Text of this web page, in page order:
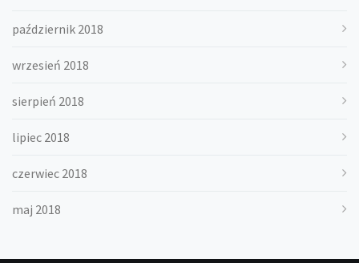
październik 2018
wrzesień 2018
sierpień 2018
lipiec 2018
czerwiec 2018
maj 2018